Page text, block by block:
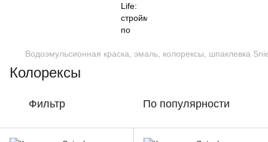
Водоэмульсионная краска, эмаль, колорексы, шпаклевка
Колорексы
Фильтр По популярности